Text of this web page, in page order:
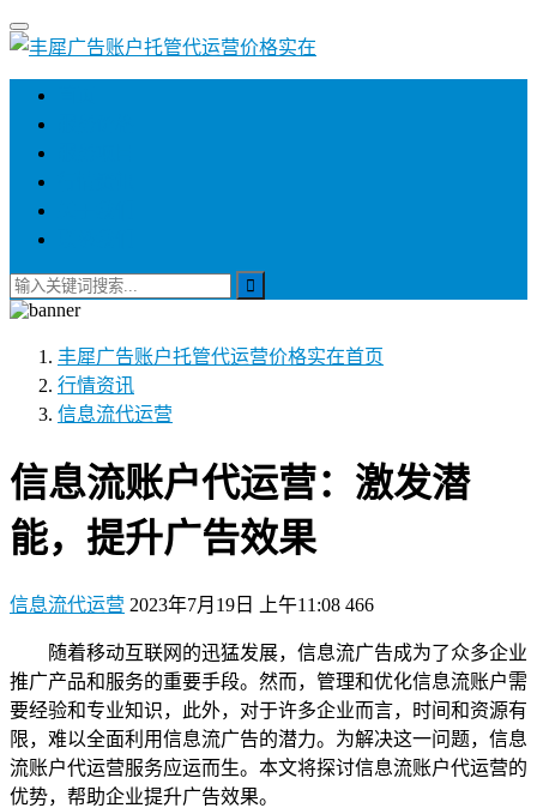
丰犀广告账户托管代运营价格实在首页
行情资讯
信息流代运营
信息流账户代运营：激发潜
能，提升广告效果
信息流代运营 2023年7月19日 上午11:08 466
随着移动互联网的迅猛发展，信息流广告成为了众多企业
推广产品和服务的重要手段。然而，管理和优化信息流账户需
要经验和专业知识，此外，对于许多企业而言，时间和资源有
限，难以全面利用信息流广告的潜力。为解决这一问题，信息
流账户代运营服务应运而生。本文将探讨信息流账户代运营的
优势，帮助企业提升广告效果。